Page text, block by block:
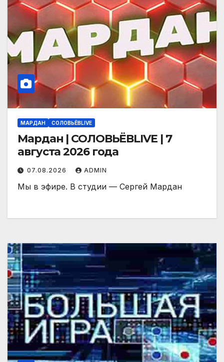
МАРДАН СОЛОВЬЁВLIVE
Мардан | СОЛОВЬЁВLIVE | 7
августа 2026 года
07.08.2026 ADMIN
Мы в эфире. В студии — Сергей Мардан